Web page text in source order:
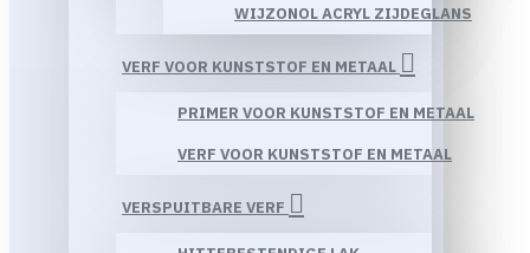
WIJZONOL ACRYL ZIJDEGLANS
VERF VOOR KUNSTSTOF EN METAAL
PRIMER VOOR KUNSTSTOF EN METAAL
VERF VOOR KUNSTSTOF EN METAAL
VERSPUITBARE VERF